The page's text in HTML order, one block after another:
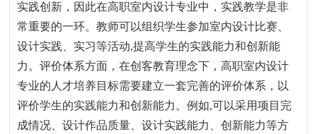
实践创新 ， 因此在高职室内设计专业中 ， 实践教学是非
常重要的一环。教师可以组织学生参加室内设计比赛、
设计实践、实习等活动,提高学生的实践能力和创新能
力。评价体系方面，在创客教育理念下 ，高职室内设计
专业的人才培养目标需要建立一套完善的评价体系 ， 以
评价学生的实践能力和创新能力。例如,可以采用项目完
成情况、设计作品质量、设计实践能力、创新能力等方